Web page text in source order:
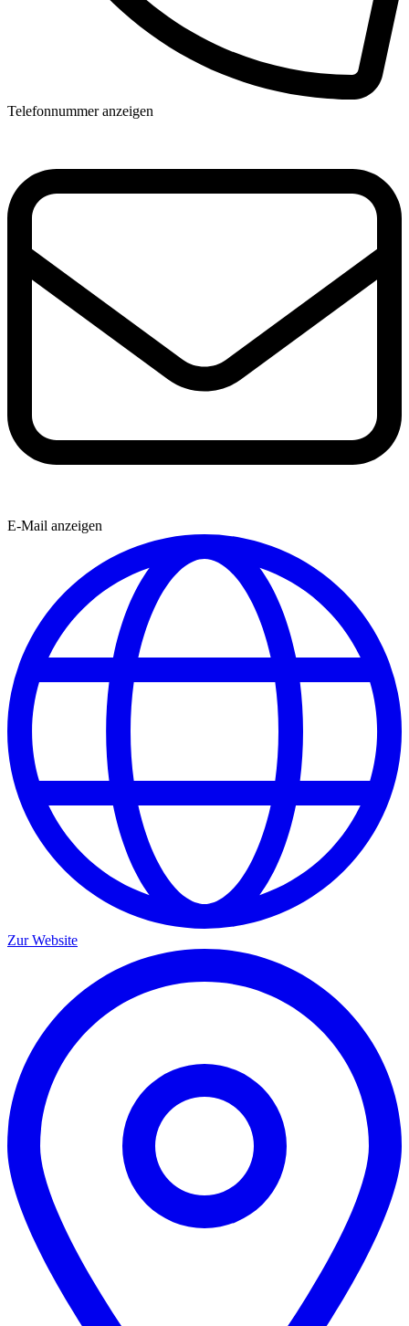
Telefonnummer anzeigen
E-Mail anzeigen
Zur Website